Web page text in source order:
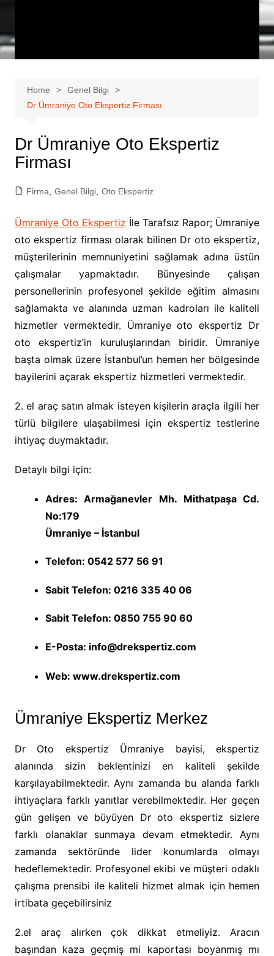
Home
Genel Bilgi
Dr Ümraniye Oto Ekspertiz Firması
Dr Ümraniye Oto Ekspertiz
Firması
Firma Genel Bilgi, Oto Ekspertiz
Ümraniye Oto Ekspertiz İle Tarafsız Rapor; Ümraniye
oto ekspertiz firması olarak bilinen Dr oto ekspertiz,
müşterilerinin memnuniyetini sağlamak adına üstün
çalışmalar yapmaktadır. Bünyesinde çalışan
personellerinin profesyonel şekilde eğitim almasını
sağlamakta ve alanında uzman kadroları ile kaliteli
hizmetler vermektedir. Ümraniye oto ekspertiz Dr
oto ekspertiz’in kuruluşlarından biridir. Ümraniye
başta olmak üzere İstanbul’un hemen her bölgesinde
bayilerini açarak ekspertiz hizmetleri vermektedir.
2. el araç satın almak isteyen kişilerin araçla ilgili her
türlü bilgilere ulaşabilmesi için ekspertiz testlerine
ihtiyaç duymaktadır.
Detaylı bilgi için:
Adres: Armağanevler Mh. Mithatpaşa Cd.
No:179
Ümraniye – İstanbul
Telefon: 0542 577 56 91
Sabit Telefon: 0216 335 40 06
Sabit Telefon: 0850 755 90 60
E-Posta: info@drekspertiz.com
Web: www.drekspertiz.com
Ümraniye Ekspertiz Merkez
Dr Oto ekspertiz Ümraniye bayisi, ekspertiz
alanında sizin beklentinizi en kaliteli şekilde
karşılayabilmektedir. Aynı zamanda bu alanda farklı
ihtiyaçlara farklı yanıtlar verebilmektedir. Her geçen
gün gelişen ve büyüyen Dr oto ekspertiz sizlere
farklı olanaklar sunmaya devam etmektedir. Aynı
zamanda sektöründe lider konumlarda olmayı
hedeflemektedir. Profesyonel ekibi ve müşteri odaklı
çalışma prensibi ile kaliteli hizmet almak için hemen
irtibata geçebilirsiniz
2.el araç alırken çok dikkat etmeliyiz. Aracın
başından kaza geçmiş mi kaportası boyanmış mı